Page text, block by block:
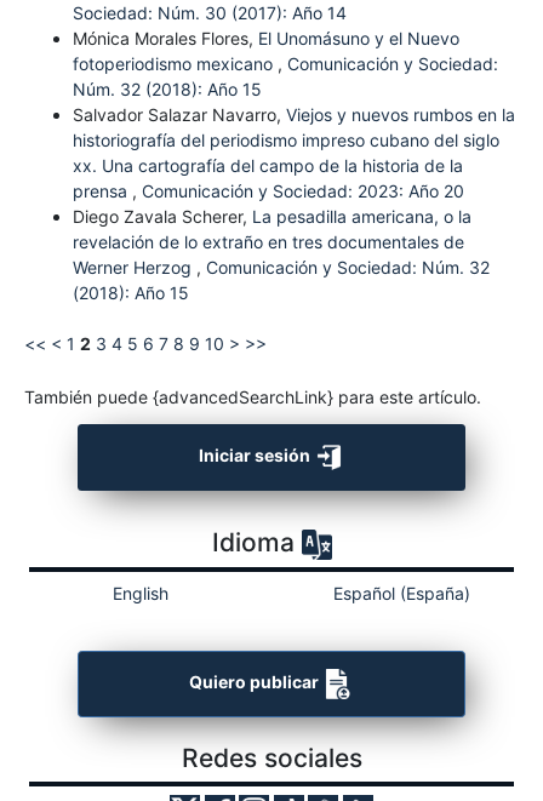
Sociedad: Núm. 30 (2017): Año 14
Mónica Morales Flores, El Unomásuno y el Nuevo
fotoperiodismo mexicano , Comunicación y Sociedad:
Núm. 32 (2018): Año 15
Salvador Salazar Navarro, Viejos y nuevos rumbos en la
historiografía del periodismo impreso cubano del siglo
xx. Una cartografía del campo de la historia de la
prensa , Comunicación y Sociedad: 2023: Año 20
Diego Zavala Scherer, La pesadilla americana, o la
revelación de lo extraño en tres documentales de
Werner Herzog , Comunicación y Sociedad: Núm. 32
(2018): Año 15
<< < 1 2 3 4 5 6 7 8 9 10 > >>
También puede {advancedSearchLink} para este artículo.
Iniciar sesión
Idioma
English Español (España)
Quiero publicar
Redes sociales